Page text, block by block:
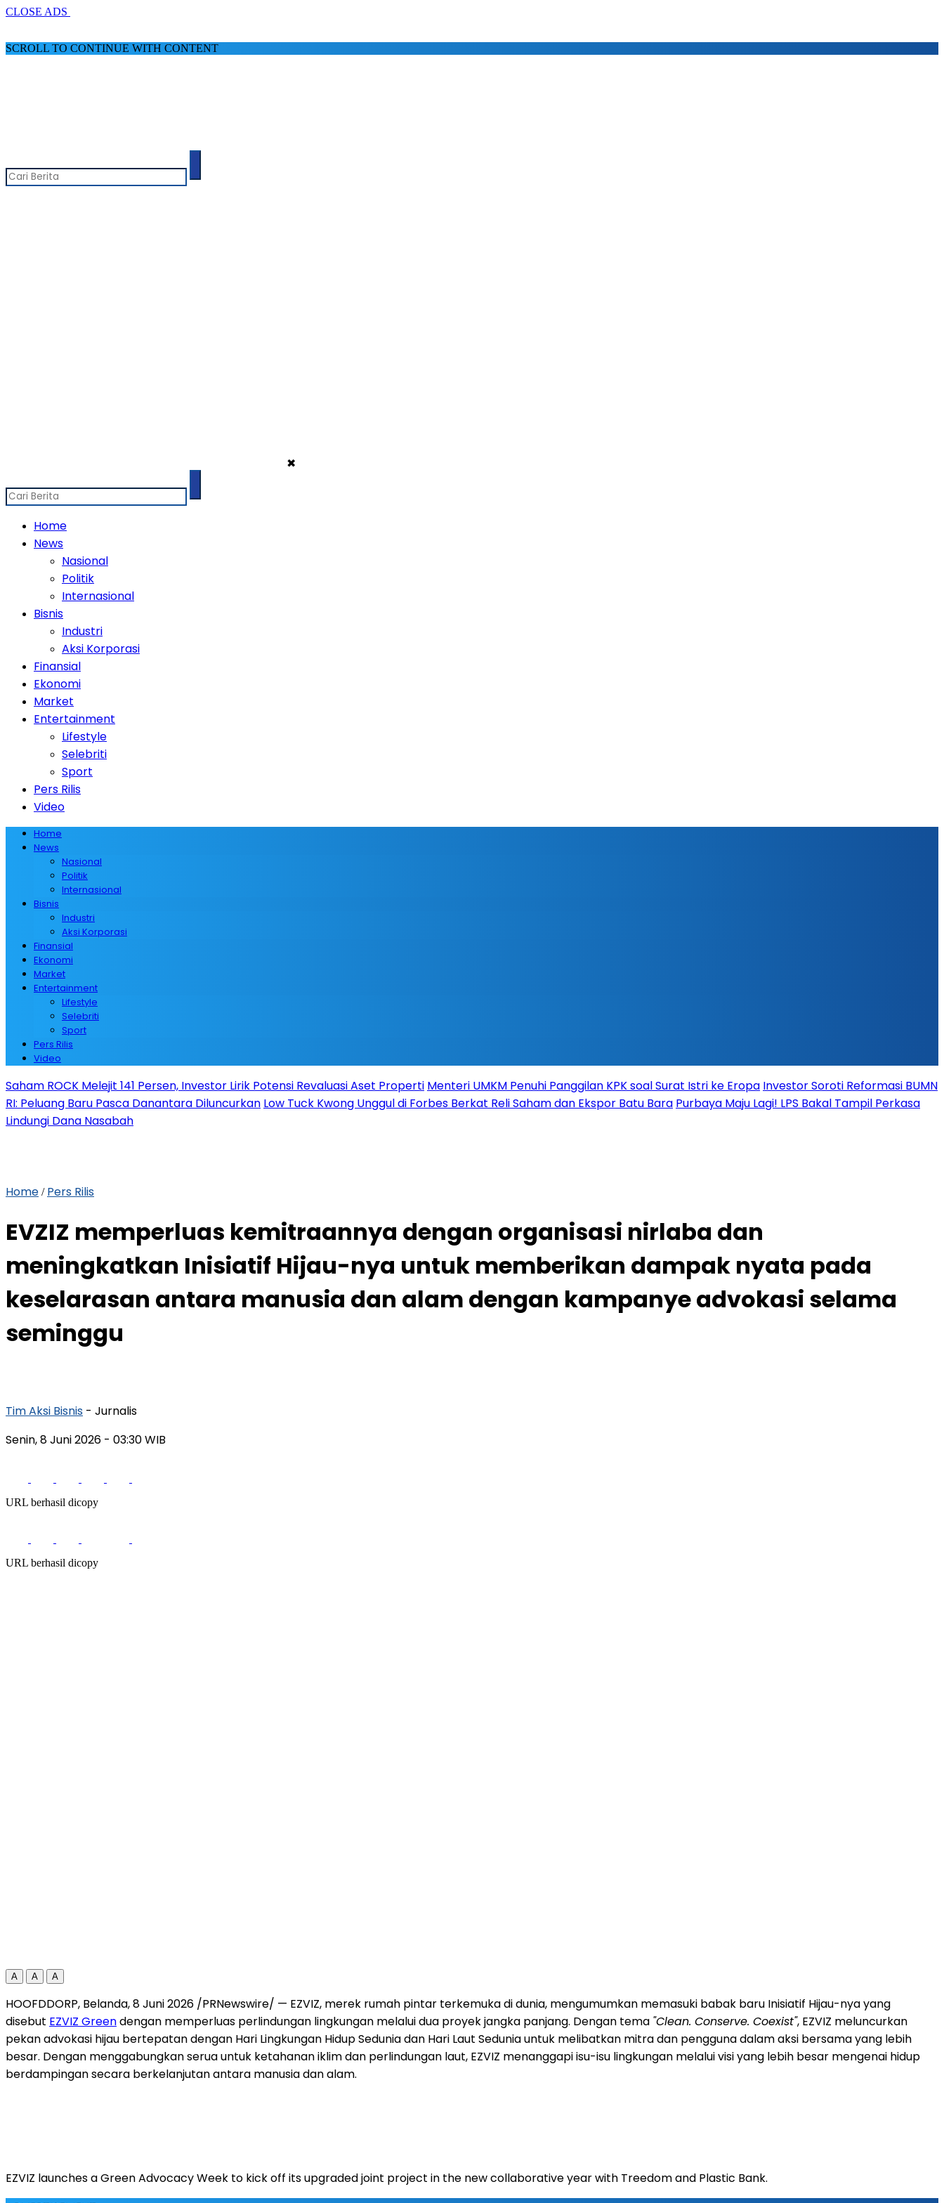
CLOSE ADS
SCROLL TO CONTINUE WITH CONTENT
✖
Home
News
Nasional
Politik
Internasional
Bisnis
Industri
Aksi Korporasi
Finansial
Ekonomi
Market
Entertainment
Lifestyle
Selebriti
Sport
Pers Rilis
Video
Home
News
Nasional
Politik
Internasional
Bisnis
Industri
Aksi Korporasi
Finansial
Ekonomi
Market
Entertainment
Lifestyle
Selebriti
Sport
Pers Rilis
Video
Saham ROCK Melejit 141 Persen, Investor Lirik Potensi Revaluasi Aset Properti Menteri UMKM Penuhi Panggilan KPK soal Surat Istri ke Eropa Investor Soroti Reformasi BUMN
RI: Peluang Baru Pasca Danantara Diluncurkan Low Tuck Kwong Unggul di Forbes Berkat Reli Saham dan Ekspor Batu Bara Purbaya Maju Lagi! LPS Bakal Tampil Perkasa
Lindungi Dana Nasabah
Home / Pers Rilis
EVZIZ memperluas kemitraannya dengan organisasi nirlaba dan
meningkatkan Inisiatif Hijau-nya untuk memberikan dampak nyata pada
keselarasan antara manusia dan alam dengan kampanye advokasi selama
seminggu
Tim Aksi Bisnis - Jurnalis
Senin, 8 Juni 2026 - 03:30 WIB
URL berhasil dicopy
URL berhasil dicopy
A A A
HOOFDDORP, Belanda, 8 Juni 2026 /PRNewswire/ — EZVIZ, merek rumah pintar terkemuka di dunia, mengumumkan memasuki babak baru Inisiatif Hijau-nya yang
disebut EZVIZ Greendengan memperluas perlindungan lingkungan melalui dua proyek jangka panjang. Dengan tema "Clean. Conserve. Coexist", EZVIZ meluncurkan
pekan advokasi hijau bertepatan dengan Hari Lingkungan Hidup Sedunia dan Hari Laut Sedunia untuk melibatkan mitra dan pengguna dalam aksi bersama yang lebih
besar. Dengan menggabungkan serua untuk ketahanan iklim dan perlindungan laut, EZVIZ menanggapi isu-isu lingkungan melalui visi yang lebih besar mengenai hidup
berdampingan secara berkelanjutan antara manusia dan alam.
EZVIZ launches a Green Advocacy Week to kick off its upgraded joint project in the new collaborative year with Treedom and Plastic Bank.